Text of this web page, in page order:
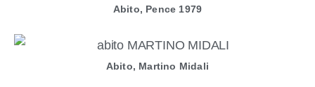
Abito, Pence 1979
Abito, Martino Midali